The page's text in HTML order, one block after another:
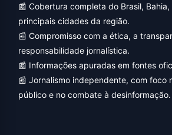
📰 Cobertura completa do Brasil,
principais cidades da região.
📰 Compromisso com a ética, a
responsabilidade jornalística.
📰 Informações apuradas em fontes
📰 Jornalismo independente, com foco
público e no combate à desinformação.